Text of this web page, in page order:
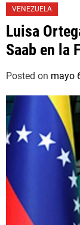
VENEZUELA
Luisa
Saab en la
Posted on mayo